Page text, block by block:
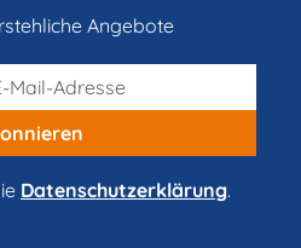
Angebote
Datenschutzerklärung.